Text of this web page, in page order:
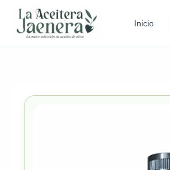
Inicio